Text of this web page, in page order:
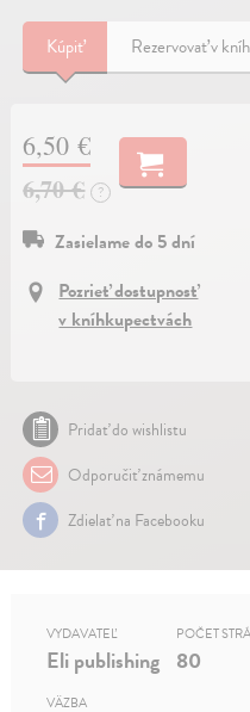
Kúpiť Rezervovať v
6,50 €
6,70 €
?
Zasielame do 5 dní
Pozrieť dostupnosť
v kníhkupectvách
Pridať do wishlistu
Odporučiť známemu
Zdielať na Facebooku
VYDAVATEĽ
Eli publishing
POČET
80
VÄZBA